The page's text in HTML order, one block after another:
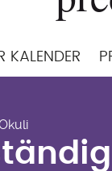
KALENDER